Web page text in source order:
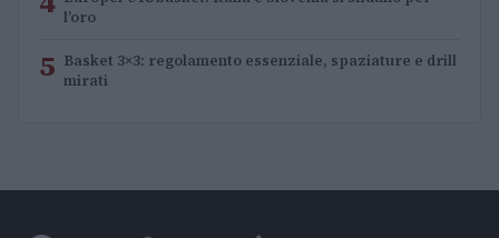
l’oro
5 Basket 3×3: regolamento essenziale, spaziature e drill
mirati